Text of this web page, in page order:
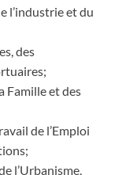
l’industrie et du
des
Famille et des
de l’Emploi
l’Urbanisme,